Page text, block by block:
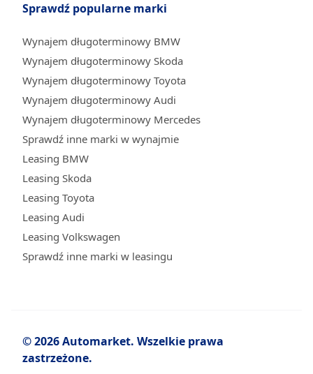
Sprawdź popularne marki
Wynajem długoterminowy BMW
Wynajem długoterminowy Skoda
Wynajem długoterminowy Toyota
Wynajem długoterminowy Audi
Wynajem długoterminowy Mercedes
Sprawdź inne marki w wynajmie
Leasing BMW
Leasing Skoda
Leasing Toyota
Leasing Audi
Leasing Volkswagen
Sprawdź inne marki w leasingu
© 2026 Automarket. Wszelkie prawa
zastrzeżone.